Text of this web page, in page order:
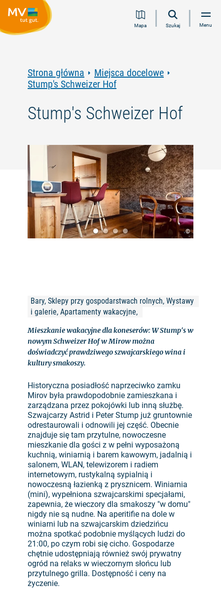
Przejdź
Przejdź
Przejdź
Przejdź
Mapa Szukaj Menu
Strona główna
Miejsca docelowe
Stump's Schweizer Hof
Stump's Schweizer Hof
©
Bary, Sklepy przy gospodarstwach rolnych, Wystawy
i galerie, Apartamenty wakacyjne,
Mieszkanie wakacyjne dla koneserów: W Stump's w
nowym Schweizer Hof w Mirow można
doświadczyć prawdziwego szwajcarskiego wina i
kultury smakoszy.
Historyczna posiadłość naprzeciwko zamku
Mirov była prawdopodobnie zamieszkana i
zarządzana przez pokojówki lub inną służbę.
Szwajcarzy Astrid i Peter Stump już gruntownie
odrestaurowali i odnowili jej część. Obecnie
znajduje się tam przytulne, nowoczesne
mieszkanie dla gości z w pełni wyposażoną
kuchnią, winiarnią i barem kawowym, jadalnią i
salonem, WLAN, telewizorem i radiem
internetowym, rustykalną sypialnią i
nowoczesną łazienką z prysznicem. Winiarnia
(mini), wypełniona szwajcarskimi specjałami,
zapewnia, że wieczory dla smakoszy "w domu"
nigdy nie są nudne. Na aperitifie na dole w
winiarni lub na szwajcarskim dziedzińcu
można spotkać podobnie myślących ludzi do
21:00, po czym robi się cicho. Gospodarze
chętnie udostępniają również swój prywatny
ogród na relaks w wieczornym słońcu lub
przytulnego grilla. Dostępność i ceny na
życzenie.